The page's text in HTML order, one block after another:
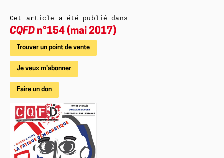
Cet article a été publié dans
CQFD n°154 (mai 2017)
Trouver un point de vente
Je veux m'abonner
Faire un don